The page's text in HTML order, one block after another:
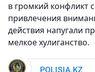
в громкий конфликт
привлечения
действия напугали
мелкое хулиганство.